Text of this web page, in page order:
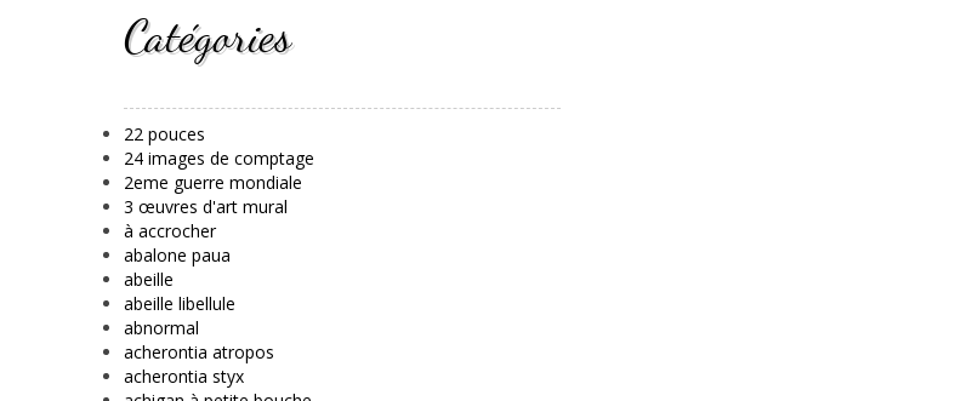
Catégories
22 pouces
24 images de comptage
2eme guerre mondiale
3 œuvres d'art mural
à accrocher
abalone paua
abeille
abeille libellule
abnormal
acherontia atropos
acherontia styx